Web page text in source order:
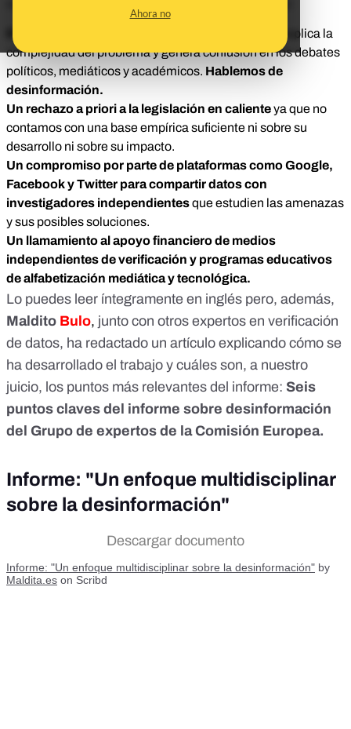
Ahora no
ya que no explica la
complejidad del problema y genera confusión en los debates
políticos, mediáticos y académicos. Hablemos de
desinformación.
Un rechazo a priori a la legislación en calienteya que no
contamos con una base empírica suficiente ni sobre su
desarrollo ni sobre su impacto.
Un compromiso por parte de plataformas como Google,
Facebook y Twitter para compartir datos con
investigadores independientesque estudien las amenazas
y sus posibles soluciones.
Un llamamiento al apoyo financiero de medios
independientes de verificación y programas educativos
de alfabetización mediática y tecnológica.
Lo puedes leer íntegramente en inglés pero, además,
Maldito Bulo, junto con otros expertos en verificación
de datos, ha redactado un artículo explicando cómo se
ha desarrollado el trabajo y cuáles son, a nuestro
juicio, los puntos más relevantes del informe: Seis
puntos claves del informe sobre desinformación
del Grupo de expertos de la Comisión Europea.
Informe: "Un enfoque multidisciplinar
sobre la desinformación"
Descargar documento
Informe: "Un enfoque multidisciplinar sobre la desinformación" by
Maldita.es on Scribd